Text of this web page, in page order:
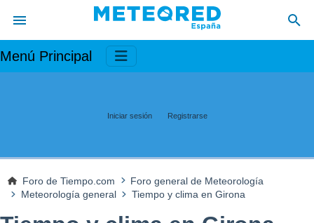
Menú Principal
Iniciar sesión Registrarse
Foro de Tiempo.com
Foro general de Meteorología
Meteorología general
Tiempo y clima en Girona